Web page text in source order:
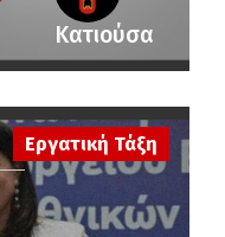
Κατιούσα
Εργατική Τάξη